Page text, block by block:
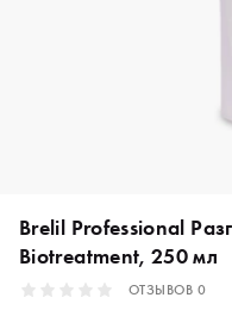
Brelil Professional
Biotreatment, 250 мл
ОТЗЫВОВ 0